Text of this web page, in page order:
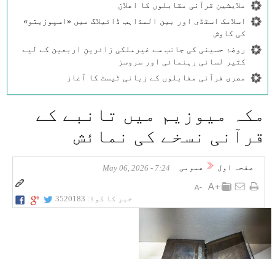
ملایشین قرآنی مقابلوں کا اعلان
اسلامک اسٹڈی اور بین المذاہب ڈائیلاگ میں «اسپوزیتو»
کی کاوش
روضۂ حسینی کی جانب سے غیرملکی زائرینِ اربعین کے لیے
کثیر لسانی رہنمائی اور سروسز
مصری قرآنی مقابلوں کے زبانی ٹیسٹ کا آغاز
مکہ میوزیم میں تانبے کے
قرآنی نسخے کی نمائش
صفحہ اول عمومی 7:24 - May 06, 2026
خبر کا کوڈ: 3520183